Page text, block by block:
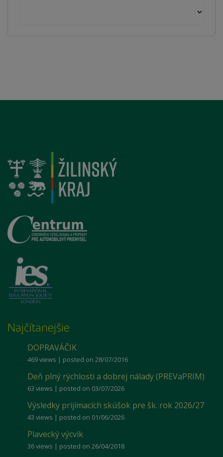
Najčítanejšie
DOPRAVÁČIK
469 views | posted on 28/07/2016
Deň plný rýchlosti a dobrej nálady (PREVaPRIM)
63 views | posted on 03/07/2026
Výsledky prijímacích skúšok pre šk. rok 2026/27
43 views | posted on 01/06/2026
Plavecký výcvik
36 views | posted on 26/04/2018